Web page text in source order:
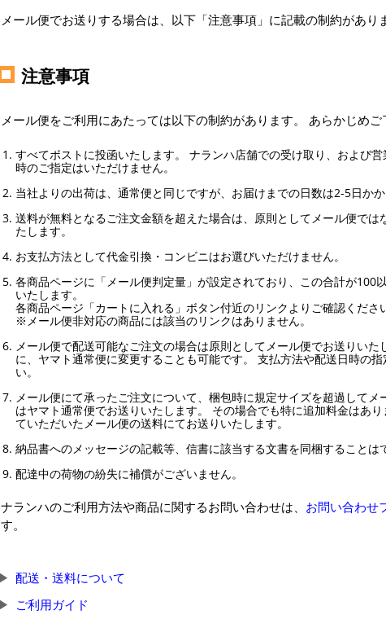
メール便でお送りする場合は、以下「注意事項」に記載の制約があり
注意事項
メール便をご利用にあたっては以下の制約があります。 あらかじめご
すべてポストに投函いたします。 ナランハ店舗での受け取り、および
時のご指定はいただけません。
当社よりの出荷は、通常便と同じですが、お届けまでの日数は2-5日かか
送料が無料となるご注文金額を超えた場合は、原則としてメール便では
たします。
お支払方法として代金引換・コンビニはお選びいただけません。
各商品ページに「メール便判定量」が設定されており、この合計が100
いたします。
各商品ページ「カートに入れる」ボタン付近のリンクよりご確認くださ
※メール便非対応の商品には該当のリンクはありません。
メール便で配送可能なご注文の場合は原則としてメール便でお送りいた
に、ヤマト通常便に変更することも可能です。 支払方法や配送日時の
い。
メール便にて承ったご注文について、梱包時に規定サイズを超過してメ
はヤマト通常便でお送りいたします。 その場合でも特に追加料金はあ
ていただいたメール便の送料にてお送りいたします。
納品書へのメッセージの記載等、信書に該当する文書を同梱することは
配達中の荷物の紛失に補償がございません。
ナランハのご利用方法や商品に関するお問い合わせは、 お問い合わせ
す。
配送・送料について
ご利用ガイド